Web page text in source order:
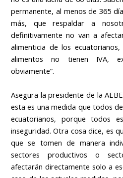
permanente, al menos de 365
más, que respaldar a
definitivamente no van a
alimenticia de los
alimentos no tienen IVA,
obviamente”.
Asegura la presidente de la
esta es una medida que todos
ecuatorianos, porque todos
inseguridad. Otra cosa dice, es
que se tomen de manera
sectores productivos o
afectarán directamente solo a